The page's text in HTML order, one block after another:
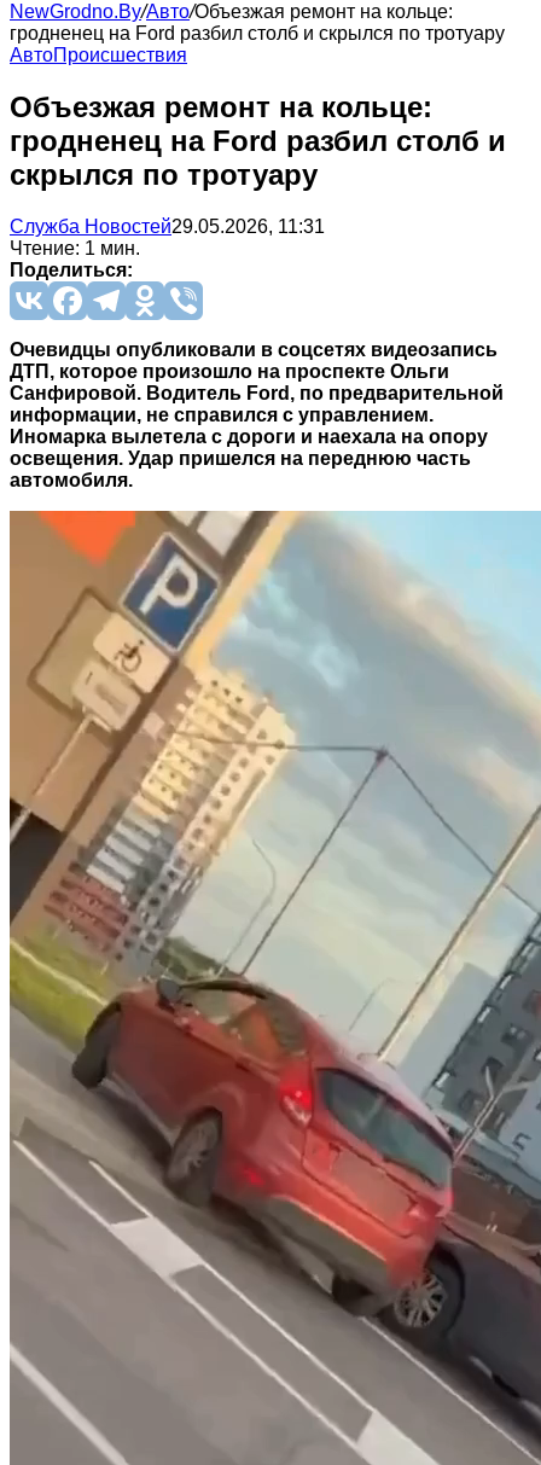
NewGrodno.By/Авто/Объезжая ремонт на кольце:
гродненец на Ford разбил столб и скрылся по тротуару
АвтоПроисшествия
Объезжая ремонт на кольце:
гродненец на Ford разбил столб и
скрылся по тротуару
Служба Новостей29.05.2026, 11:31
Чтение: 1 мин.
Поделиться:
Очевидцы опубликовали в соцсетях видеозапись
ДТП, которое произошло на проспекте Ольги
Санфировой. Водитель Ford, по предварительной
информации, не справился с управлением.
Иномарка вылетела с дороги и наехала на опору
освещения. Удар пришелся на переднюю часть
автомобиля.